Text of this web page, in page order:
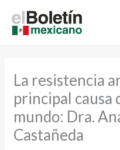
contenido
La resistencia
principal causa
mundo: Dra.
Castañeda